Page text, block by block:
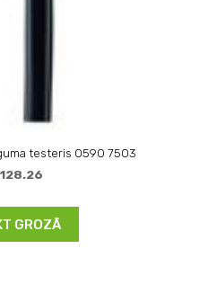
testeris 0590 7503
GROZĀ